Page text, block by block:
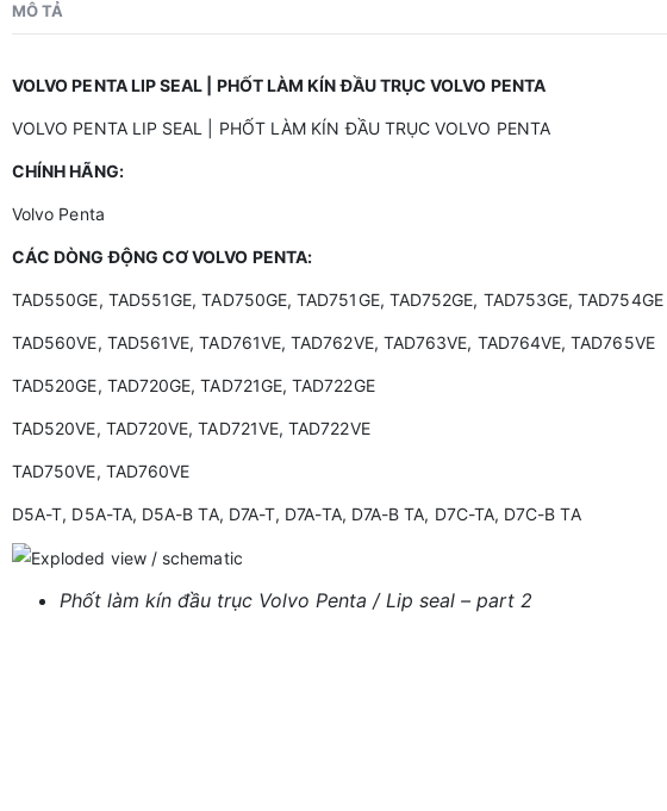
MÔ TẢ
VOLVO PENTA LIP SEAL | PHỐT LÀM KÍN ĐẦU TRỤC VOLVO PENTA
VOLVO PENTA LIP SEAL | PHỐT LÀM KÍN ĐẦU TRỤC VOLVO PENTA
CHÍNH HÃNG:
Volvo Penta
CÁC DÒNG ĐỘNG CƠ VOLVO PENTA:
TAD550GE, TAD551GE, TAD750GE, TAD751GE, TAD752GE, TAD753GE, TAD754GE
TAD560VE, TAD561VE, TAD761VE, TAD762VE, TAD763VE, TAD764VE, TAD765VE
TAD520GE, TAD720GE, TAD721GE, TAD722GE
TAD520VE, TAD720VE, TAD721VE, TAD722VE
TAD750VE, TAD760VE
D5A-T, D5A-TA, D5A-B TA, D7A-T, D7A-TA, D7A-B TA, D7C-TA, D7C-B TA
Phốt làm kín đầu trục Volvo Penta / Lip seal – part 2